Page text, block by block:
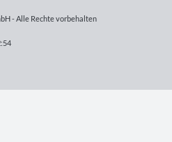
- Alle Rechte vorbehalten